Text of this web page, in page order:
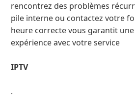
rencontrez des problèmes
pile interne ou contactez votre
heure correcte vous garantit
expérience avec votre service
IPTV
.